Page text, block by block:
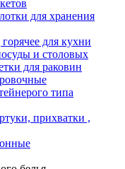
для хранения
для кухни
и столовых
для раковин
типа
прихватки ,